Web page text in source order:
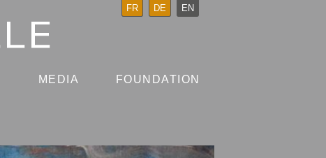
MEDIA FOUNDATION
FR DE EN